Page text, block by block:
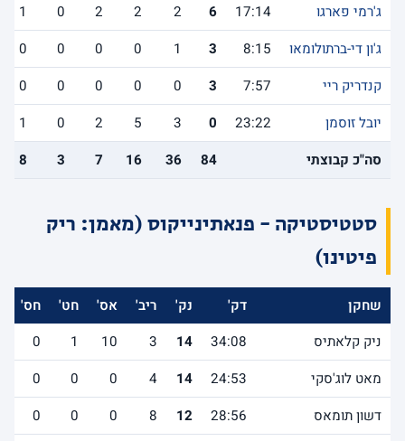
ג'רמי פארגו
17:14
6
2
2
2
0
1
ג'ון די-ברתולומאו
8:15
3
1
0
0
0
0
קנדריק ריי
7:57
3
0
0
0
0
0
יובל זוסמן
23:22
0
3
5
2
0
1
סה"כ קבוצתי
84
36
16
7
3
8
סטטיסטיקה - פנאתינייקוס (מאמן: ריק
פיטינו)
שחקן דק' נק' ריב' אס' חט' חס'
ניק קלאתיס
34:08
14
3
10
1
0
מאט לוג'סקי
24:53
14
4
0
0
0
דשון תומאס
28:56
12
8
0
0
0